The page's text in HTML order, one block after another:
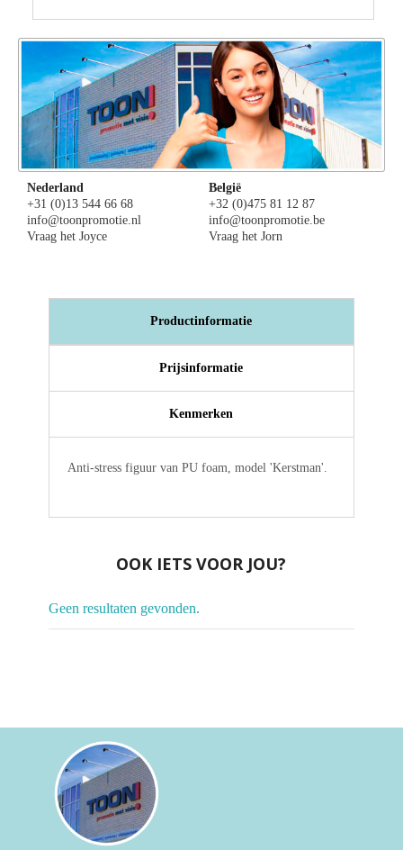
Nederland
+31 (0)13 544 66 68
info@toonpromotie.nl
Vraag het Joyce
België
+32 (0)475 81 12 87
info@toonpromotie.be
Vraag het Jorn
Productinformatie
Prijsinformatie
Kenmerken
Anti-stress figuur van PU foam, model 'Kerstman'.
OOK IETS VOOR JOU?
Geen resultaten gevonden.